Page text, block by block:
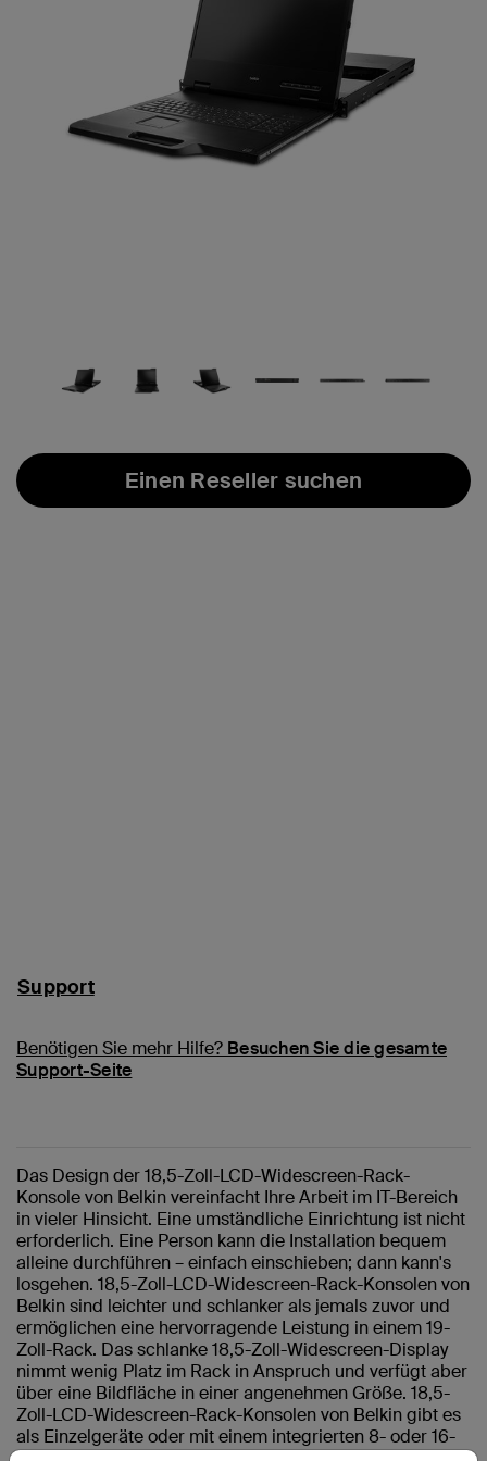
Einen Reseller suchen
Support
Benötigen Sie mehr Hilfe? Besuchen Sie die gesamte
Support-Seite
Das Design der 18,5-Zoll-LCD-Widescreen-Rack-
Konsole von Belkin vereinfacht Ihre Arbeit im IT-Bereich
in vieler Hinsicht. Eine umständliche Einrichtung ist nicht
erforderlich. Eine Person kann die Installation bequem
alleine durchführen – einfach einschieben; dann kann's
losgehen. 18,5-Zoll-LCD-Widescreen-Rack-Konsolen von
Belkin sind leichter und schlanker als jemals zuvor und
ermöglichen eine hervorragende Leistung in einem 19-
Zoll-Rack. Das schlanke 18,5-Zoll-Widescreen-Display
nimmt wenig Platz im Rack in Anspruch und verfügt aber
über eine Bildfläche in einer angenehmen Größe. 18,5-
Zoll-LCD-Widescreen-Rack-Konsolen von Belkin gibt es
als Einzelgeräte oder mit einem integrierten 8- oder 16-